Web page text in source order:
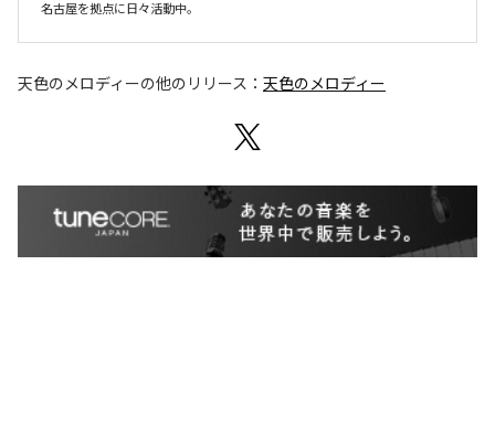
名古屋を拠点に日々活動中。
天色のメロディーの他のリリース： 天色のメロディー